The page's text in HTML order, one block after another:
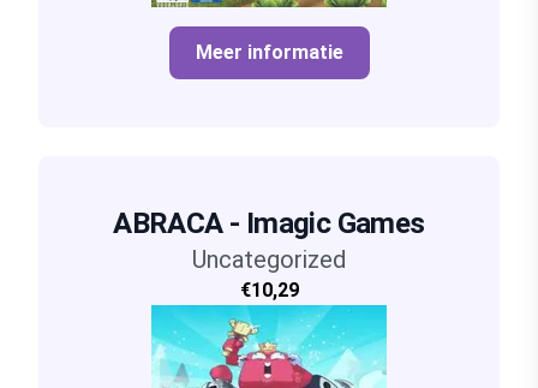
Meer informatie
ABRACA - Imagic Games
Uncategorized
€10,29